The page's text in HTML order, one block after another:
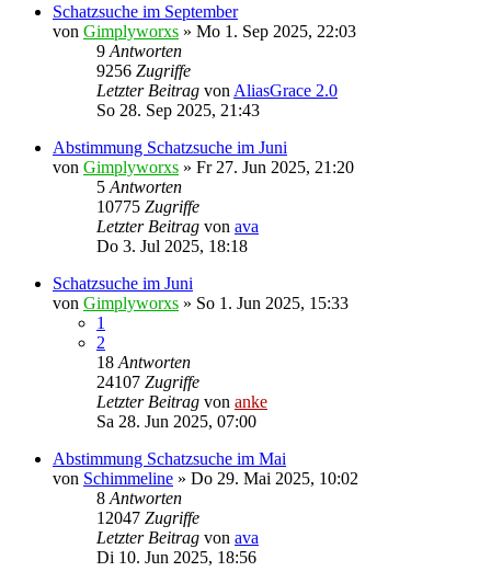
Schatzsuche im September
von Gimplyworxs » Mo 1. Sep 2025, 22:03
9 Antworten
9256 Zugriffe
Letzter Beitrag von AliasGrace 2.0
So 28. Sep 2025, 21:43
Abstimmung Schatzsuche im Juni
von Gimplyworxs » Fr 27. Jun 2025, 21:20
5 Antworten
10775 Zugriffe
Letzter Beitrag von ava
Do 3. Jul 2025, 18:18
Schatzsuche im Juni
von Gimplyworxs » So 1. Jun 2025, 15:33
1
2
18 Antworten
24107 Zugriffe
Letzter Beitrag von anke
Sa 28. Jun 2025, 07:00
Abstimmung Schatzsuche im Mai
von Schimmeline » Do 29. Mai 2025, 10:02
8 Antworten
12047 Zugriffe
Letzter Beitrag von ava
Di 10. Jun 2025, 18:56